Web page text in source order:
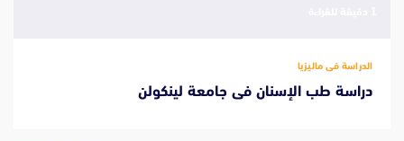
الدراسة فى ماليزيا
دراسة طب الإسنان فى جامعة لينكولن